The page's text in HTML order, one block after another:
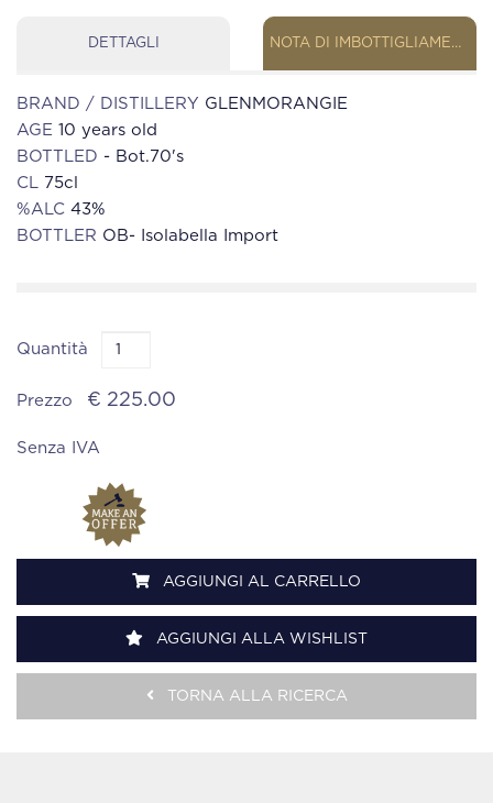
DETTAGLI NOTA DI IMBOTTIGLIAMENTO
BRAND / DISTILLERY GLENMORANGIE
AGE 10 years old
BOTTLED - Bot.70's
CL 75cl
%ALC 43%
BOTTLER OB- Isolabella Import
Quantità
Prezzo € 225.00
Senza IVA
AGGIUNGI AL CARRELLO
AGGIUNGI ALLA WISHLIST
TORNA ALLA RICERCA